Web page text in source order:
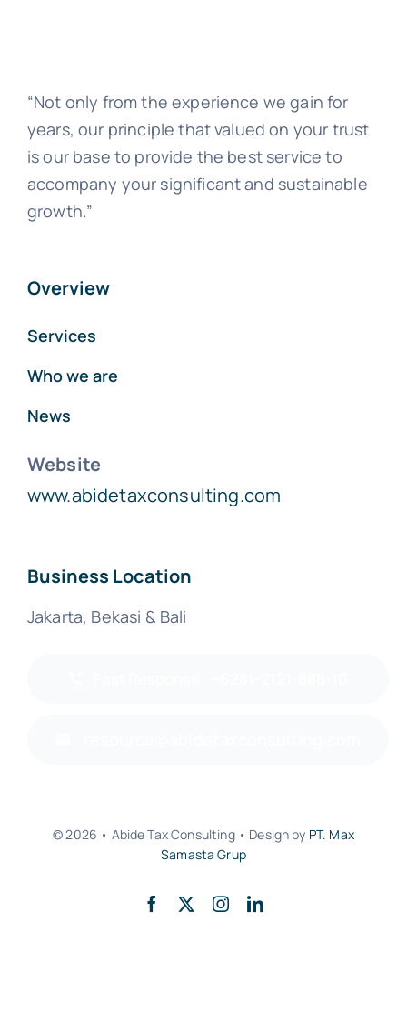
“Not only from the experience we gain for
years, our principle that valued on your trust
is our base to provide the best service to
accompany your significant and sustainable
growth.”
Overview
Services
Who we are
News
Website
www.abidetaxconsulting.com
Business Location
Jakarta, Bekasi & Bali
© 2026 • Abide Tax Consulting • Design by PT. Max
Samasta Grup